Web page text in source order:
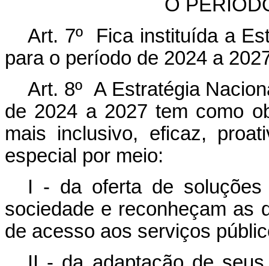
O
Art. 7º Fica instituída a
para o período de 2024 a
Art. 8º A Estratégia
de 2024 a 2027 tem como
mais inclusivo, eficaz,
especial por meio:
I - da oferta de soluções
sociedade e reconheçam as
de acesso aos serviços